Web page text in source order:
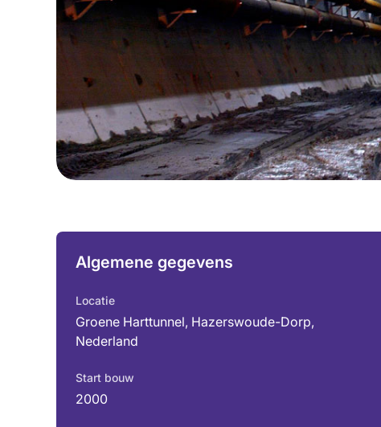
Algemene gegevens
Locatie
Groene Harttunnel, Hazerswoude-Dorp,
Nederland
Start bouw
2000